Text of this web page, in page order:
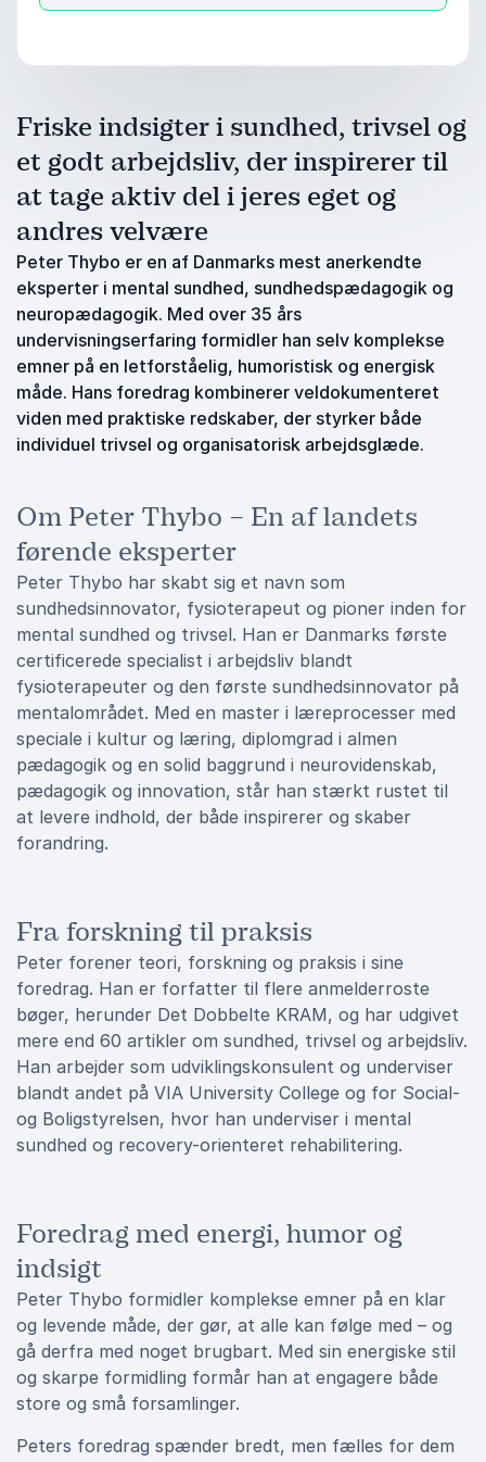
Friske indsigter i sundhed, trivsel og
et godt arbejdsliv, der inspirerer til
at tage aktiv del i jeres eget og
andres velvære
Peter Thybo er en af Danmarks mest anerkendte
eksperter i mental sundhed, sundhedspædagogik og
neuropædagogik. Med over 35 års
undervisningserfaring formidler han selv komplekse
emner på en letforståelig, humoristisk og energisk
måde. Hans foredrag kombinerer veldokumenteret
viden med praktiske redskaber, der styrker både
individuel trivsel og organisatorisk arbejdsglæde.
Om Peter Thybo – En af landets
førende eksperter
Peter Thybo har skabt sig et navn som
sundhedsinnovator, fysioterapeut og pioner inden for
mental sundhed og trivsel. Han er Danmarks første
certificerede specialist i arbejdsliv blandt
fysioterapeuter og den første sundhedsinnovator på
mentalområdet. Med en master i læreprocesser med
speciale i kultur og læring, diplomgrad i almen
pædagogik og en solid baggrund i neurovidenskab,
pædagogik og innovation, står han stærkt rustet til
at levere indhold, der både inspirerer og skaber
forandring.
Fra forskning til praksis
Peter forener teori, forskning og praksis i sine
foredrag. Han er forfatter til flere anmelderroste
bøger, herunder Det Dobbelte KRAM, og har udgivet
mere end 60 artikler om sundhed, trivsel og arbejdsliv.
Han arbejder som udviklingskonsulent og underviser
blandt andet på VIA University College og for Social-
og Boligstyrelsen, hvor han underviser i mental
sundhed og recovery-orienteret rehabilitering.
Foredrag med energi, humor og
indsigt
Peter Thybo formidler komplekse emner på en klar
og levende måde, der gør, at alle kan følge med – og
gå derfra med noget brugbart. Med sin energiske stil
og skarpe formidling formår han at engagere både
store og små forsamlinger.
Peters foredrag spænder bredt, men fælles for dem